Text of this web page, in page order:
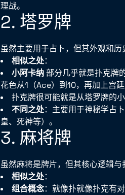
理战。
2. 塔罗牌
虽然主要用于占卜，但其外观和历
相似之处：
小阿卡纳部分几乎就是扑克牌
花色从1（Ace）到10，再加上宫
扑克牌很可能就是从塔罗牌的
不同之处：主要用于神秘学占
皇、死神等）。
3. 麻将牌
虽然麻将是牌片，但其核心逻辑与
相似之处：
组合概念：就像扑就像扑克有